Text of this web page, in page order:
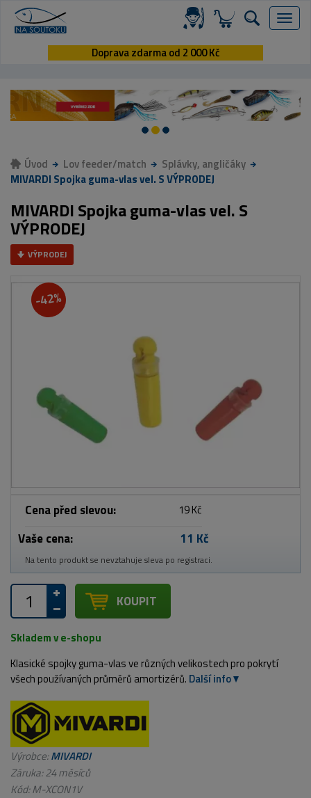
Menu
Doprava zdarma od 2 000 Kč
Úvod Lov feeder/match
Splávky, angličáky
MIVARDI Spojka guma-vlas vel. S VÝPRODEJ
MIVARDI Spojka guma-vlas vel. S
VÝPRODEJ
VÝPRODEJ
-42%
Cena před slevou: 19 Kč
Vaše cena: 11 Kč
Na tento produkt se nevztahuje sleva po registraci.
KOUPIT
Skladem v e-shopu
Klasické spojky guma-vlas ve různých velikostech pro pokrytí
všech používaných průměrů amortizérů. Další info
Výrobce:MIVARDI
Záruka: 24 měsíců
Kód:M-XCON1V